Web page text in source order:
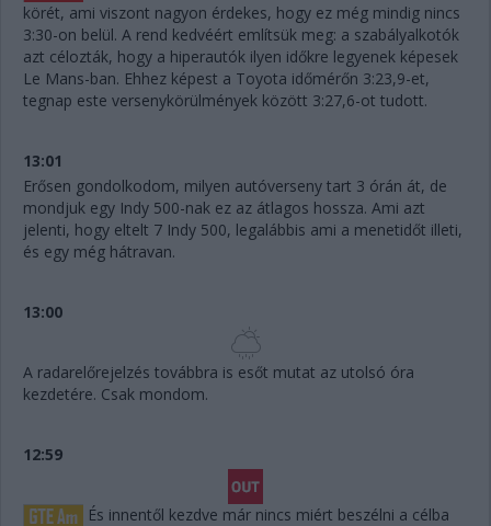
körét, ami viszont nagyon érdekes, hogy ez még mindig nincs
3:30-on belül. A rend kedvéért említsük meg: a szabályalkotók
azt célozták, hogy a hiperautók ilyen időkre legyenek képesek
Le Mans-ban. Ehhez képest a Toyota időmérőn 3:23,9-et,
tegnap este versenykörülmények között 3:27,6-ot tudott.
13:01
Erősen gondolkodom, milyen autóverseny tart 3 órán át, de
mondjuk egy Indy 500-nak ez az átlagos hossza. Ami azt
jelenti, hogy eltelt 7 Indy 500, legalábbis ami a menetidőt illeti,
és egy még hátravan.
13:00
A radarelőrejelzés továbbra is esőt mutat az utolsó óra
kezdetére. Csak mondom.
12:59
És innentől kezdve már nincs miért beszélni a célba